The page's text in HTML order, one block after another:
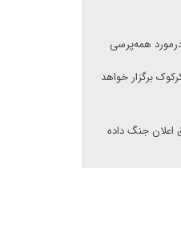
همه‌پرسی
برگزار خواهد
اعلان جنگ داده